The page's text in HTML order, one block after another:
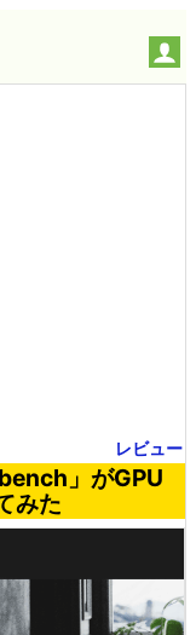
レビュー
」がGPU
みた